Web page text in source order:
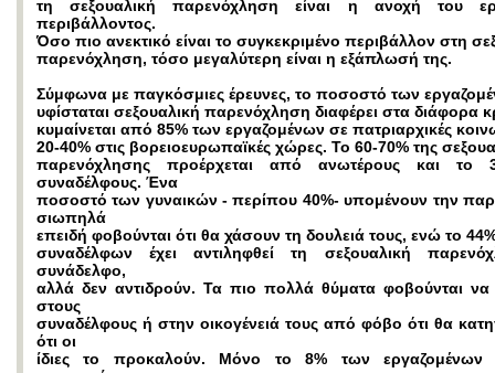
τη σεξουαλική παρενόχληση είναι η ανοχή του
περιβάλλοντος.
Όσο πιο ανεκτικό είναι το συγκεκριμένο περιβάλλον στη
παρενόχληση, τόσο μεγαλύτερη είναι η εξάπλωσή της.
Σύμφωνα με παγκόσμιες έρευνες, το ποσοστό των
υφίσταται σεξουαλική παρενόχληση διαφέρει στα διάφορα
κυμαίνεται από 85% των εργαζομένων σε πατριαρχικές
20-40% στις βορειοευρωπαϊκές χώρες. Το 60-70% της
παρενόχλησης προέρχεται από ανωτέρους και το
συναδέλφους. Ένα
ποσοστό των γυναικών - περίπου 40%- υπομένουν την
σιωπηλά
επειδή φοβούνται ότι θα χάσουν τη δουλειά τους, ενώ το
συναδέλφων έχει αντιληφθεί τη σεξουαλική
συνάδελφο,
αλλά δεν αντιδρούν. Τα πιο πολλά θύματα φοβούνται να
στους
συναδέλφους ή στην οικογένειά τους από φόβο ότι θα
ότι οι
ίδιες το προκαλούν. Μόνο το 8% των εργαζομένων